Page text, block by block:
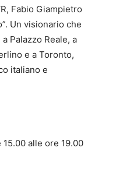
Fabio Giampietro
Un visionario che
Palazzo Reale, a
e a Toronto,
italiano e
alle ore 19.00